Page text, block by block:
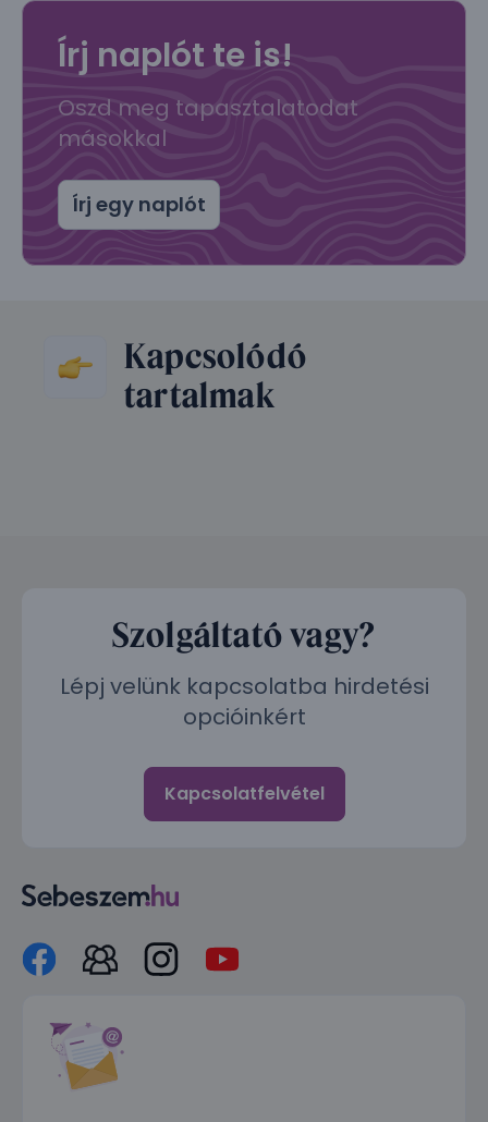
Írj naplót te is!
Oszd meg tapasztalatodat
másokkal
Írj egy naplót
Kapcsolódó
tartalmak
Szolgáltató vagy?
Lépj velünk kapcsolatba hirdetési
opcióinkért
Kapcsolatfelvétel